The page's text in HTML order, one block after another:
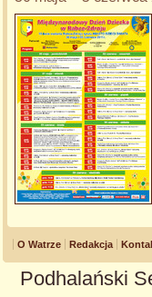
O Watrze Redakcja
Podhalański